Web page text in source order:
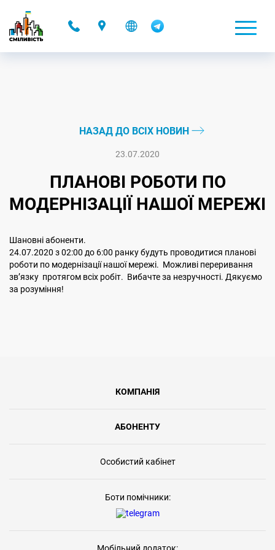
НАЗАД ДО ВСІХ НОВИН
23.07.2020
ПЛАНОВІ РОБОТИ ПО
МОДЕРНІЗАЦІЇ НАШОЇ МЕРЕЖІ
Шановні абоненти.
24.07.2020 з 02:00 до 6:00 ранку будуть проводитися планові
роботи по модернізації нашої мережі. Можливі переривання
звʼязку протягом всіх робіт. Вибачте за незручності. Дякуємо
за розуміння!
КОМПАНІЯ
АБОНЕНТУ
Особистий кабінет
Боти помічники: